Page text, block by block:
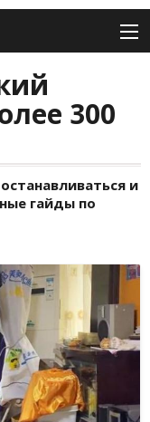
300
и
гайды по